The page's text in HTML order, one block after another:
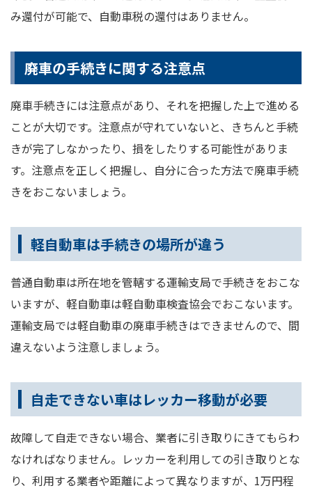
み還付が可能で、自動車税の還付はありません。
廃車の手続きに関する注意点
廃車手続きには注意点があり、それを把握した上で進める
ことが大切です。注意点が守れていないと、きちんと手続
きが完了しなかったり、損をしたりする可能性がありま
す。注意点を正しく把握し、自分に合った方法で廃車手続
きをおこないましょう。
軽自動車は手続きの場所が違う
普通自動車は所在地を管轄する運輸支局で手続きをおこな
いますが、軽自動車は軽自動車検査協会でおこないます。
運輸支局では軽自動車の廃車手続きはできませんので、間
違えないよう注意しましょう。
自走できない車はレッカー移動が必要
故障して自走できない場合、業者に引き取りにきてもらわ
なければなりません。レッカーを利用しての引き取りとな
り、利用する業者や距離によって異なりますが、1万円程